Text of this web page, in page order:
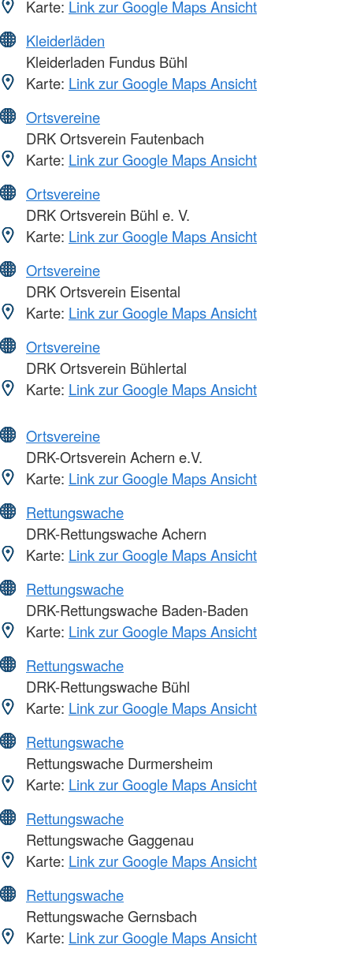
Karte: Link zur Google Maps Ansicht
Kleiderläden
Kleiderladen Fundus Bühl
Karte: Link zur Google Maps Ansicht
Ortsvereine
DRK Ortsverein Fautenbach
Karte: Link zur Google Maps Ansicht
Ortsvereine
DRK Ortsverein Bühl e. V.
Karte: Link zur Google Maps Ansicht
Ortsvereine
DRK Ortsverein Eisental
Karte: Link zur Google Maps Ansicht
Ortsvereine
DRK Ortsverein Bühlertal
Karte: Link zur Google Maps Ansicht
Ortsvereine
DRK-Ortsverein Achern e.V.
Karte: Link zur Google Maps Ansicht
Rettungswache
DRK-Rettungswache Achern
Karte: Link zur Google Maps Ansicht
Rettungswache
DRK-Rettungswache Baden-Baden
Karte: Link zur Google Maps Ansicht
Rettungswache
DRK-Rettungswache Bühl
Karte: Link zur Google Maps Ansicht
Rettungswache
Rettungswache Durmersheim
Karte: Link zur Google Maps Ansicht
Rettungswache
Rettungswache Gaggenau
Karte: Link zur Google Maps Ansicht
Rettungswache
Rettungswache Gernsbach
Karte: Link zur Google Maps Ansicht